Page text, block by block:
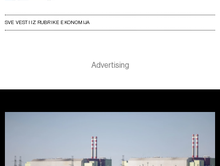
SVE VESTI IZ RUBRIKE EKONOMIJA